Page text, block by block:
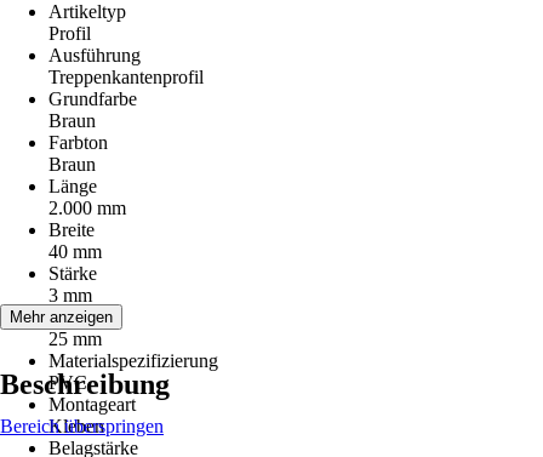
Artikeltyp
Profil
Ausführung
Treppenkantenprofil
Grundfarbe
Braun
Farbton
Braun
Länge
2.000 mm
Breite
40 mm
Stärke
3 mm
Höhe
25 mm
Materialspezifizierung
PVC
Montageart
Kleben
Belagstärke
Mehr anzeigen
Beschreibung
Bereich überspringen